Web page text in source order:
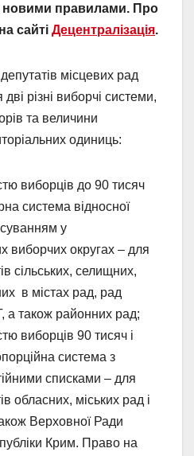
новими правилами. Про
сайті Децентралізація.
місцевих рад
різні виборчі системи,
та величини
одиниць:
виборців до 90 тисяч
система відносної
у
виборчих округах – для
сільських, селищних,
в містах рад, рад
а також районних рад;
виборців 90 тисяч і
система з
списками – для
обласних, міських рад і
Верховної Ради
Крим. Право на